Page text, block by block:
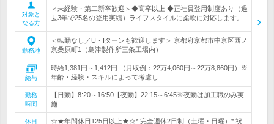
対象と
なる方
＜未経験・第二新卒歓迎＞◆高卒以上 ◆正社員登用制度あり（過
去3年で25名の登用実績）ライフスタイルに柔軟に対応します。
勤務地
＜転勤なし／U・Iターンも歓迎します＞ 京都府京都市中京区西ノ
京桑原町1（島津製作所三条工場内）
給与
時給1,381円～1,412円 （月収例：22万4,060円～22万8,860円）※
年齢・経験・スキルによって考慮し…
勤務
時間
【日勤】8:20～16:50【夜勤】22:15～6:45※夜勤は加工職のみ実
施
休日
☆★年間休日125日以上★☆* 完全週休2日制（土曜・日曜）* 祝